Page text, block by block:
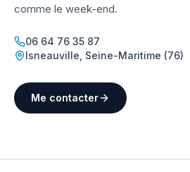
comme le week-end.
06 64 76 35 87
Isneauville Seine-Maritime (76)
Me contacter